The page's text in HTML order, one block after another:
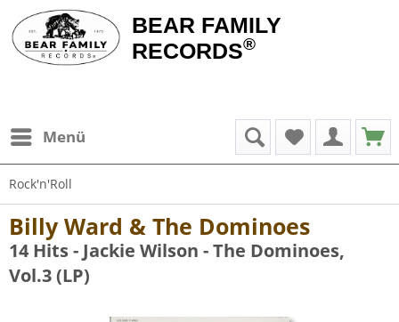
BEAR FAMILY
RECORDS®
Menü
Rock'n'Roll
Billy Ward & The Dominoes
14 Hits - Jackie Wilson - The Dominoes,
Vol.3 (LP)